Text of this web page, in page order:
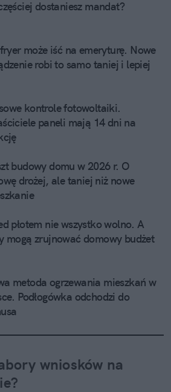
dostaniesz mandat?
może iść na emeryturę. Nowe
robi to samo taniej i lepiej
kontrole fotowoltaiki.
paneli mają 14 dni na
budowy domu w 2026 r. O
drożej, ale taniej niż nowe
płotem nie wszystko wolno. A
mogą zrujnować domowy budżet
metoda ogrzewania mieszkań w
Podłogówka odchodzi do
wniosków na
?